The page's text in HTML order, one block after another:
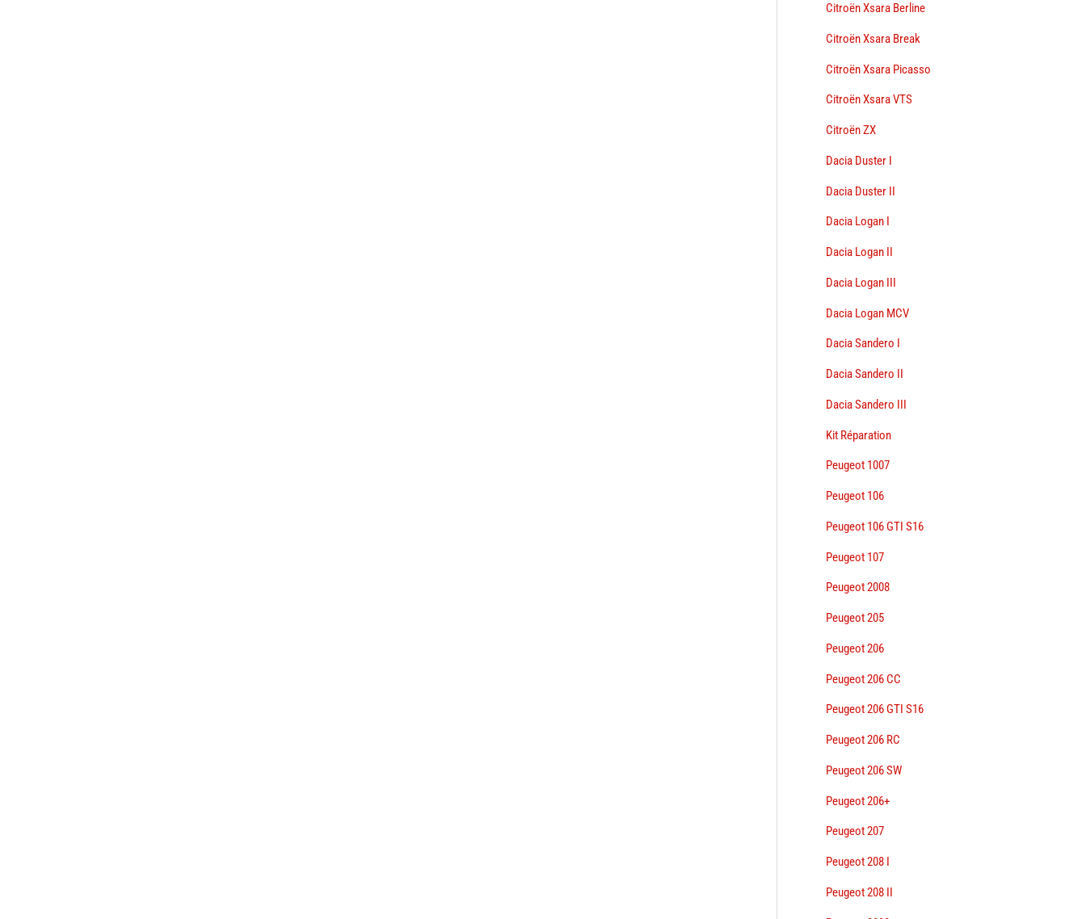
Citroën Xsara Berline
Citroën Xsara Break
Citroën Xsara Picasso
Citroën Xsara VTS
Citroën ZX
Dacia Duster I
Dacia Duster II
Dacia Logan I
Dacia Logan II
Dacia Logan III
Dacia Logan MCV
Dacia Sandero I
Dacia Sandero II
Dacia Sandero III
Kit Réparation
Peugeot 1007
Peugeot 106
Peugeot 106 GTI S16
Peugeot 107
Peugeot 2008
Peugeot 205
Peugeot 206
Peugeot 206 CC
Peugeot 206 GTI S16
Peugeot 206 RC
Peugeot 206 SW
Peugeot 206+
Peugeot 207
Peugeot 208 I
Peugeot 208 II